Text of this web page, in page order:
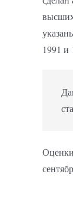
1991 и